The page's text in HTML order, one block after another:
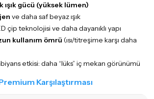
ışık gücü (yüksek lümen)
ve daha saf beyaz ışık
çip teknolojisi ve daha dayanıklı yapı
kullanım ömrü (ısı/titreşime karşı daha
etkisi: daha “lüks” iç mekan görünümü
Karşılaştırması